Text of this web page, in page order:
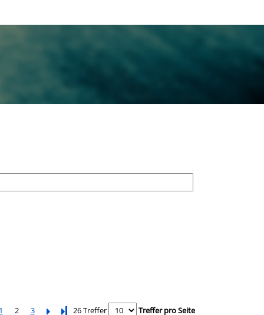
1 2 3 Letzte Seite
26 Treffer Treffer pro Seite